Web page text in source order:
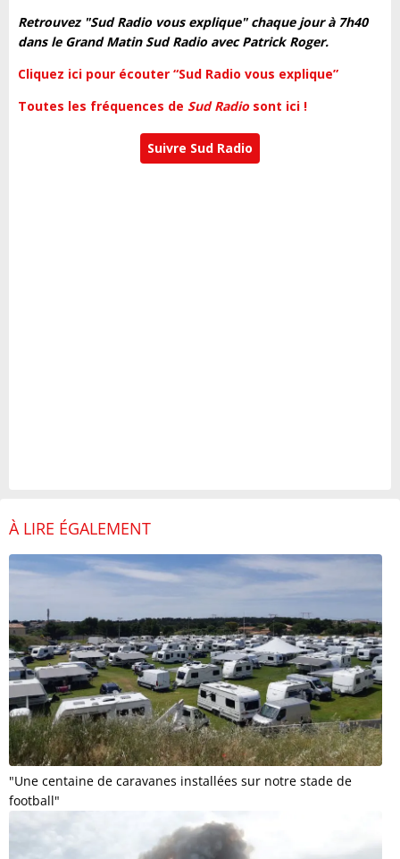
Retrouvez "Sud Radio vous explique" chaque jour à 7h40
dans le Grand Matin Sud Radio avec Patrick Roger.
Cliquez ici pour écouter “Sud Radio vous explique”
Toutes les fréquences de Sud Radio sont ici !
Suivre Sud Radio
À LIRE ÉGALEMENT
"Une centaine de caravanes installées sur notre stade de
football"